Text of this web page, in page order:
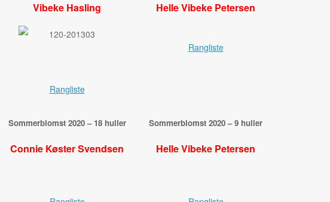
Vibeke Hasling
Rangliste
Helle Vibeke Petersen
Rangliste
Sommerblomst 2020 – 18 huller
Connie Køster Svendsen
Sommerblomst 2020 – 9 huller
Helle Vibeke Petersen